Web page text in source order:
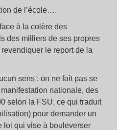
de l’école….
à la colère des
des milliers de ses propres
le report de la
sens : on ne fait pas se
nationale, des
selon la FSU, ce qui traduit
pour demander un
loi qui vise à bouleverser